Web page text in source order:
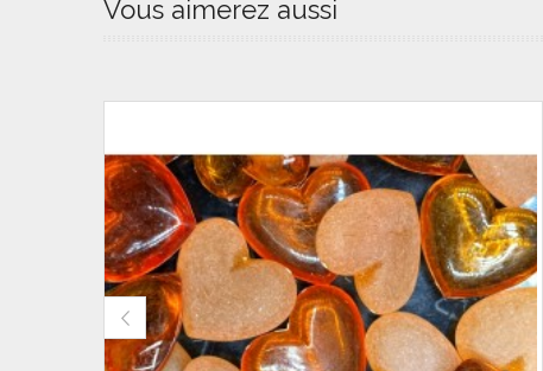
Vous aimerez aussi